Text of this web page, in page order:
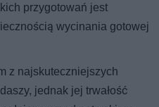
przygotowań jest
wycinania gotowej
z najskuteczniejszych
jednak jej trwałość